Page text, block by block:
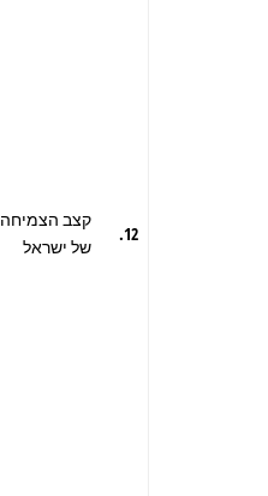
12.
קצב הצמיחה
של ישראל